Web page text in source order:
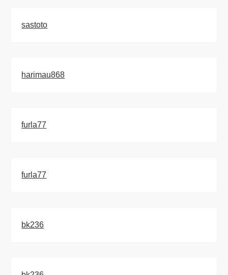
sastoto
harimau868
furla77
furla77
bk236